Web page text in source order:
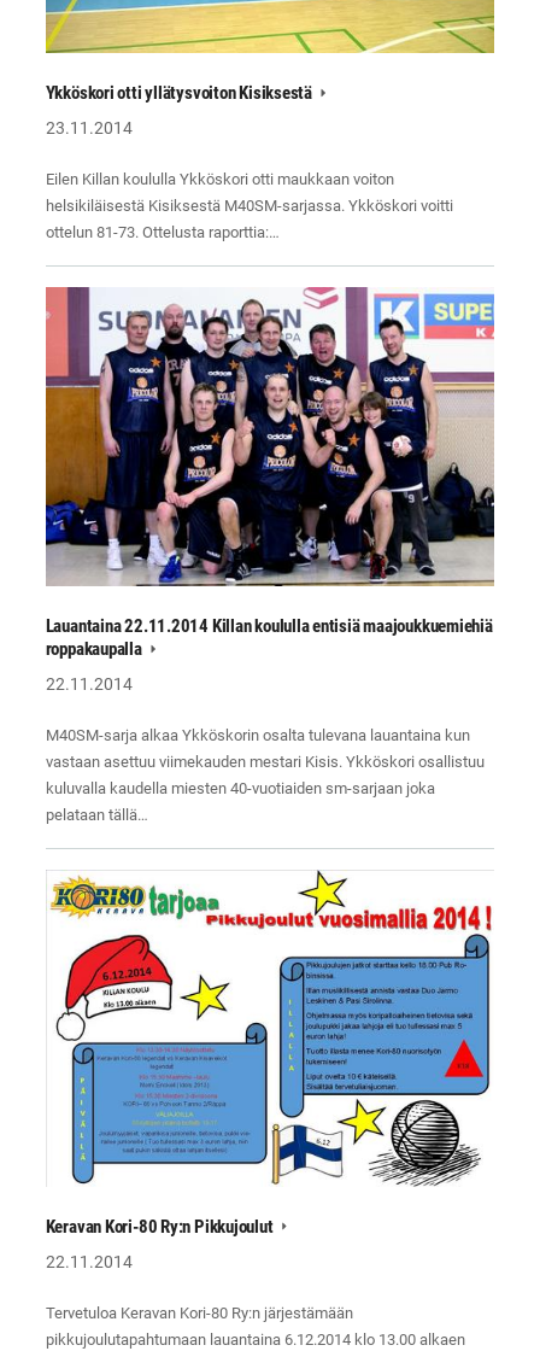
Ykköskori otti yllätysvoiton Kisiksestä
23.11.2014
Eilen Killan koululla Ykköskori otti maukkaan voiton
helsikiläisestä Kisiksestä M40SM-sarjassa. Ykköskori voitti
ottelun 81-73. Ottelusta raporttia:…
Lauantaina 22.11.2014 Killan koululla entisiä maajoukkuemiehiä
roppakaupalla
22.11.2014
M40SM-sarja alkaa Ykköskorin osalta tulevana lauantaina kun
vastaan asettuu viimekauden mestari Kisis. Ykköskori osallistuu
kuluvalla kaudella miesten 40-vuotiaiden sm-sarjaan joka
pelataan tällä…
Keravan Kori-80 Ry:n Pikkujoulut
22.11.2014
Tervetuloa Keravan Kori-80 Ry:n järjestämään
pikkujoulutapahtumaan lauantaina 6.12.2014 klo 13.00 alkaen